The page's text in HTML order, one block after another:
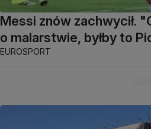
Messi znów zachwycił.
o malarstwie, byłby to
EUROSPORT